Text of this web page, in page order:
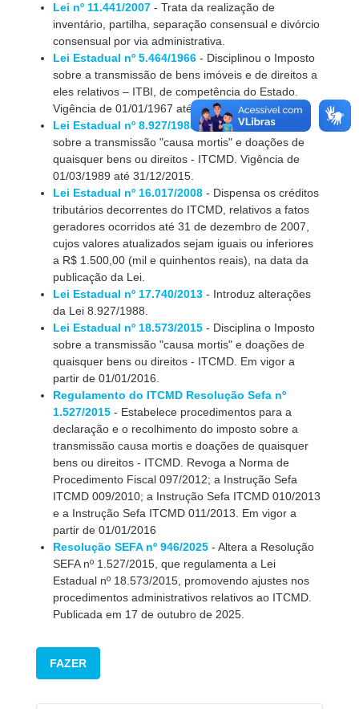
Lei nº 11.441/2007 - Trata da realização de
inventário, partilha, separação consensual e divórcio
consensual por via administrativa.
Lei Estadual nº 5.464/1966 - Disciplinou o Imposto
sobre a transmissão de bens imóveis e de direitos a
eles relativos – ITBI, de competência do Estado.
Vigência de 01/01/1967 até 28/02/1989.
Lei Estadual nº 8.927/1988 - Disciplina o Imposto
sobre a transmissão "causa mortis" e doações de
quaisquer bens ou direitos - ITCMD. Vigência de
01/03/1989 até 31/12/2015.
Lei Estadual nº 16.017/2008 - Dispensa os créditos
tributários decorrentes do ITCMD, relativos a fatos
geradores ocorridos até 31 de dezembro de 2007,
cujos valores atualizados sejam iguais ou inferiores
a R$ 1.500,00 (mil e quinhentos reais), na data da
publicação da Lei.
Lei Estadual nº 17.740/2013 - Introduz alterações
da Lei 8.927/1988.
Lei Estadual nº 18.573/2015 - Disciplina o Imposto
sobre a transmissão "causa mortis" e doações de
quaisquer bens ou direitos - ITCMD. Em vigor a
partir de 01/01/2016.
Regulamento do ITCMD Resolução Sefa nº
1.527/2015 - Estabelece procedimentos para a
declaração e o recolhimento do imposto sobre a
transmissão causa mortis e doações de quaisquer
bens ou direitos - ITCMD. Revoga a Norma de
Procedimento Fiscal 097/2012; a Instrução Sefa
ITCMD 009/2010; a Instrução Sefa ITCMD 010/2013
e a Instrução Sefa ITCMD 011/2013. Em vigor a
partir de 01/01/2016
Resolução SEFA nº 946/2025 - Altera a Resolução
SEFA nº 1.527/2015, que regulamenta a Lei
Estadual nº 18.573/2015, promovendo ajustes nos
procedimentos administrativos relativos ao ITCMD.
Publicada em 17 de outubro de 2025.
FAZER